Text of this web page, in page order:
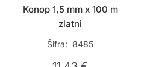
Konop 1,5 mm x 100 m
zlatni
Šifra: 8485